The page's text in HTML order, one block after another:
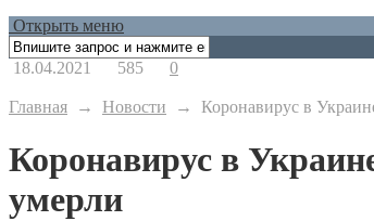
Открыть меню
18.04.2021 585 0
Главная → Новости → Коронавирус в
Коронавирус в
умерли